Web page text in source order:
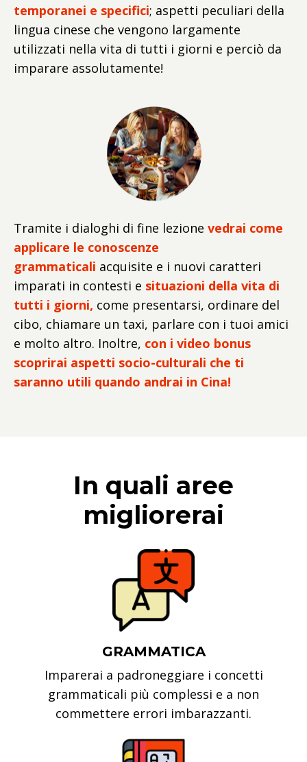
temporanei e specifici; aspetti peculiari della
lingua cinese che vengono largamente
utilizzati nella vita di tutti i giorni e perciò da
imparare assolutamente!
Tramite i dialoghi di fine lezione vedrai come
applicare le conoscenze
grammaticali acquisite e i nuovi caratteri
imparati in contesti e situazioni della vita di
tutti i giorni, come presentarsi, ordinare del
cibo, chiamare un taxi, parlare con i tuoi amici
e molto altro. Inoltre, con i video bonus
scoprirai aspetti socio-culturali che ti
saranno utili quando andrai in Cina!
In quali aree
migliorerai
GRAMMATICA
Imparerai a padroneggiare i concetti
grammaticali più complessi e a non
commettere errori imbarazzanti.